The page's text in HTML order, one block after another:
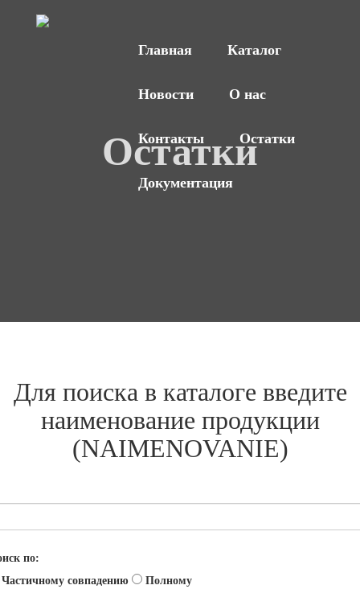
Главная Каталог
Новости О нас
Контакты Остатки
Документация
Остатки
Для поиска в каталоге введите
наименование продукции
(NAIMENOVANIE)
по:
совпадению
Полному